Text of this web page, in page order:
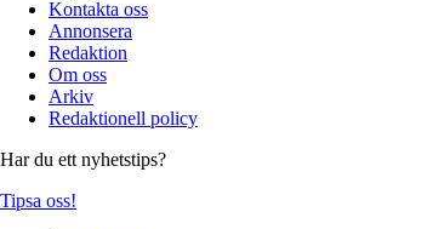
Kontakta oss
Annonsera
Redaktion
Om oss
Arkiv
Redaktionell policy
Har du ett nyhetstips?
Tipsa oss!